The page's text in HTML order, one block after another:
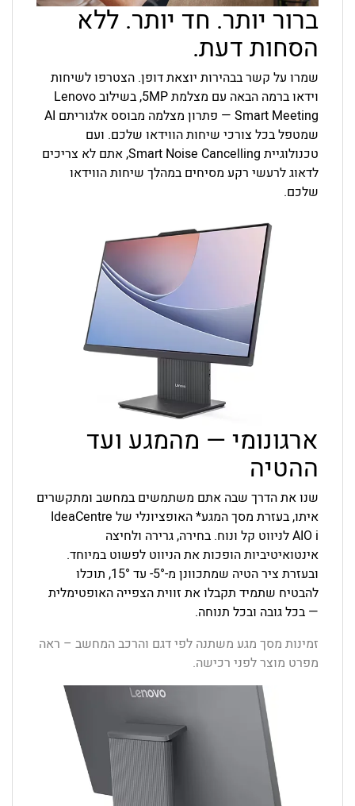
ברור יותר. חד יותר. ללא
הסחות דעת.
שמרו על קשר בבהירות יוצאת דופן. הצטרפו לשיחות
וידאו ברמה הבאה עם מצלמת 5MP, בשילוב Lenovo
Smart Meeting — פתרון מצלמה מבוסס אלגוריתם AI
שמטפל בכל צורכי שיחות הווידאו שלכם. ועם
טכנולוגיית Smart Noise Cancelling, אתם לא צריכים
לדאוג לרעשי רקע מסיחים במהלך שיחות הווידאו
שלכם.
ארגונומי — מהמגע ועד
ההטיה
שנו את הדרך שבה אתם משתמשים במחשב ומתקשרים
איתו, בעזרת מסך המגע* האופציונלי של IdeaCentre
AIO i לניווט קל ונוח. בחירה, גרירה ולחיצה
אינטואיטיביות הופכות את הניווט לפשוט במיוחד.
ובעזרת ציר הטיה שמתכוונן מ-‎-5°‎ עד ‎15°‎, תוכלו
להבטיח שתמיד תקבלו את זווית הצפייה האופטימלית
— בכל גובה ובכל תנוחה.
זמינות מסך מגע משתנה לפי דגם והרכב המחשב – ראה
מפרט מוצר לפני רכישה.